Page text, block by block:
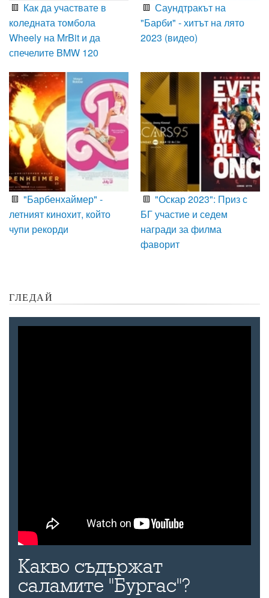
Как да участвате в
коледната томбола
Wheely на MrBit и да
спечелите BMW 120
Саундтракът на
"Барби" - хитът на лято
2023 (видео)
"Барбенхаймер" -
летният кинохит, който
чупи рекорди
"Оскар 2023": Приз с
БГ участие и седем
награди за филма
фаворит
ГЛЕДАЙ
Какво съдържат
саламите "Бургас"?